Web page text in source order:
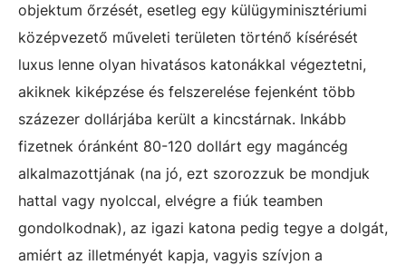
objektum őrzését, esetleg egy külügyminisztériumi
középvezető műveleti területen történő kísérését
luxus lenne olyan hivatásos katonákkal végeztetni,
akiknek kiképzése és felszerelése fejenként több
százezer dollárjába került a kincstárnak. Inkább
fizetnek óránként 80-120 dollárt egy magáncég
alkalmazottjának (na jó, ezt szorozzuk be mondjuk
hattal vagy nyolccal, elvégre a fiúk teamben
gondolkodnak), az igazi katona pedig tegye a dolgát,
amiért az illetményét kapja, vagyis szívjon a